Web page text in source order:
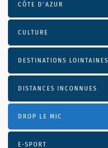
CÔTE D’AZUR
CULTURE
DESTINATIONS LOINTAINES
DISTANCES INCONNUES
DROP LE MIC
E-SPORT